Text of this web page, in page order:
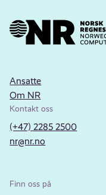
Ansatte
Om NR
Kontakt oss
(+47) 2285 2500
nr@nr.no
Finn oss på